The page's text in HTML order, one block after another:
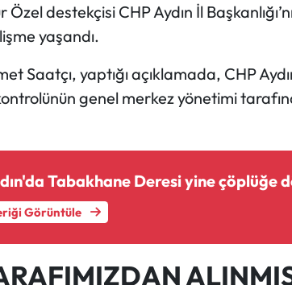
destekçisi CHP Aydın İl
yaşandı.
Saatçı, yaptığı açıklamada, CHP
genel merkez yönetimi
Tabakhane Deresi yine çöplüğe
Görüntüle